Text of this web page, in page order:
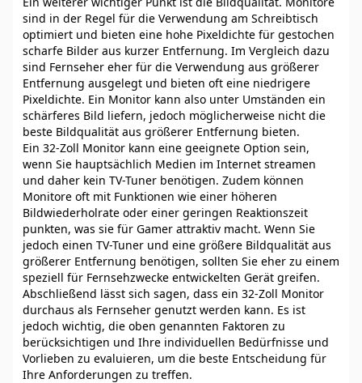
sind in der Regel für die Verwendung am Schreibtisch
optimiert und bieten eine hohe Pixeldichte für gestochen
scharfe Bilder aus kurzer Entfernung. Im Vergleich dazu
sind Fernseher eher für die Verwendung aus größerer
Entfernung ausgelegt und bieten oft eine niedrigere
Pixeldichte. Ein Monitor kann also unter Umständen ein
schärferes Bild liefern, jedoch möglicherweise nicht die
beste Bildqualität aus größerer Entfernung bieten.
Ein 32-Zoll Monitor kann eine geeignete Option sein,
wenn Sie hauptsächlich Medien im Internet streamen
und daher kein TV-Tuner benötigen. Zudem können
Monitore oft mit Funktionen wie einer höheren
Bildwiederholrate oder einer geringen Reaktionszeit
punkten, was sie für Gamer attraktiv macht. Wenn Sie
jedoch einen TV-Tuner und eine größere Bildqualität aus
größerer Entfernung benötigen, sollten Sie eher zu einem
speziell für Fernsehzwecke entwickelten Gerät greifen.
Abschließend lässt sich sagen, dass ein 32-Zoll Monitor
durchaus als Fernseher genutzt werden kann. Es ist
jedoch wichtig, die oben genannten Faktoren zu
berücksichtigen und Ihre individuellen Bedürfnisse und
Vorlieben zu evaluieren, um die beste Entscheidung für
Ihre Anforderungen zu treffen.